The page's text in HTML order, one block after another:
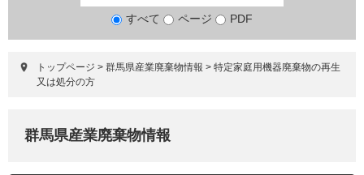
て
検
象
すべて ページ PDF
トップページ > 群馬県産業廃棄物情報 > 特定家庭用機器廃棄物の再生
又は処分の方
群馬県産業廃棄物情報